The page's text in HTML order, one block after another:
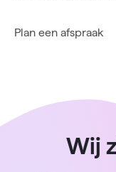
Plan een afspraak
Wij